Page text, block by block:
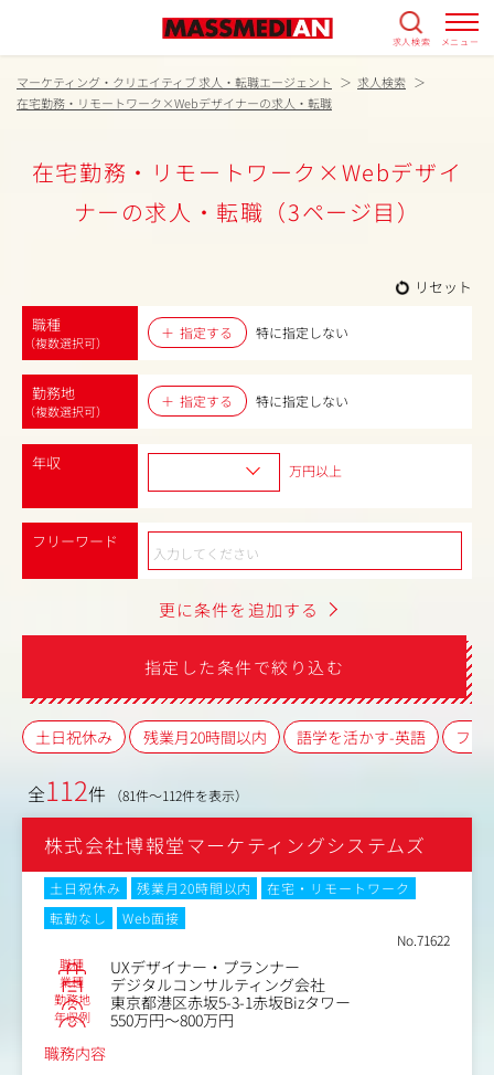
求人検索 メニュー
マーケティング・クリエイティブ 求人・転職エージェント
求人検索
在宅勤務・リモートワーク×Webデザイナーの求人・転職
在宅勤務・リモートワーク×Webデザイ
ナーの求人・転職（3ページ目）
リセット
職種
（複数選択可）
指定する 特に指定しない
勤務地
（複数選択可）
指定する 特に指定しない
年収 万円以上
フリーワード
更に条件を追加する
指定した条件で絞り込む
土日祝休み 残業月20時間以内 語学を活かす-英語 フレ
全112件 （81件～112件を表示）
株式会社博報堂マーケティングシステムズ
土日祝休み 残業月20時間以内
在宅・リモートワーク
転勤なし
Web面接
No.71622
職種 UXデザイナー・プランナー
業種 デジタルコンサルティング会社
勤務地 東京都港区赤坂5-3-1赤坂Bizタワー
年収例
550万円～800万円
職務内容